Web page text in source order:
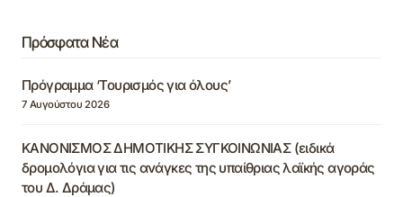
Πρόσφατα Νέα
Πρόγραμμα ‘Τουρισμός για όλους’
7 Αυγούστου 2026
ΚΑΝΟΝΙΣΜΟΣ ΔΗΜΟΤΙΚΗΣ ΣΥΓΚΟΙΝΩΝΙΑΣ (ειδικά
δρομολόγια για τις ανάγκες της υπαίθριας λαϊκής αγοράς
του Δ. Δράμας)